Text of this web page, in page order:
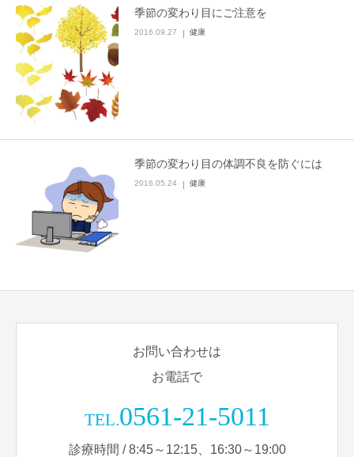
季節の変わり目にご注意を
2016.09.27 健康
季節の変わり目の体調不良を防ぐには
2016.05.24 健康
お問い合わせは
お電話で
TEL.0561-21-5011
診療時間 / 8:45～12:15、16:30～19:00